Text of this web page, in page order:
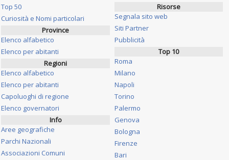
Top 50
Curiosità e Nomi particolari
Province
Elenco alfabetico
Elenco per abitanti
Regioni
Elenco alfabetico
Elenco per abitanti
Capoluoghi di regione
Elenco governatori
Info
Aree geografiche
Parchi Nazionali
Associazioni Comuni
Risorse
Segnala sito web
Siti Partner
Pubblicità
Top 10
Roma
Milano
Napoli
Torino
Palermo
Genova
Bologna
Firenze
Bari